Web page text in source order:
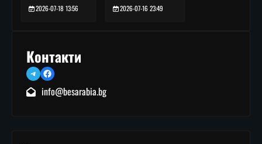
2026-07-18 13:56
2026-07-16 23:49
Контакти
TelegramFacebook
info@besarabia.bg